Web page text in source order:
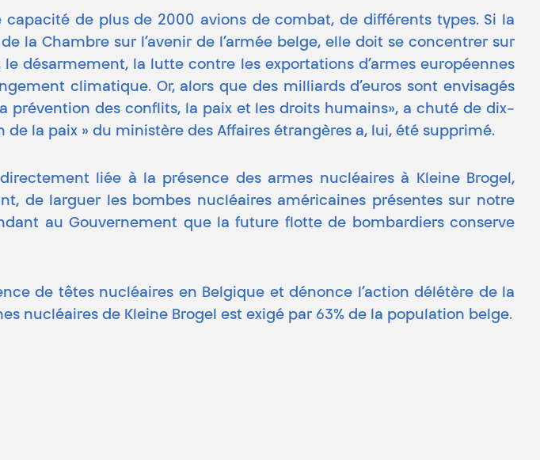
capacité de plus de 2000 avions de combat, de différents types. Si la
la Chambre sur l’avenir de l’armée belge, elle doit se concentrer sur
désarmement, la lutte contre les exportations d’armes européennes
climatique. Or, alors que des milliards d’euros sont envisagés
prévention des conflits, la paix et les droits humains», a chuté de dix-
la paix » du ministère des Affaires étrangères a, lui, été supprimé.
liée à la présence des armes nucléaires à Kleine Brogel,
de larguer les bombes nucléaires américaines présentes sur notre
au Gouvernement que la future flotte de bombardiers conserve
de têtes nucléaires en Belgique et dénonce l’action délétère de la
nucléaires de Kleine Brogel est exigé par 63% de la population belge.